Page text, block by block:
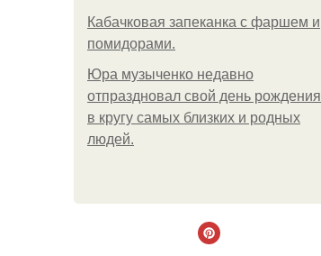
Кабачковая запеканка с фаршем и
помидорами.
Юра музыченко недавно
отпраздновал свой день рождения
в кругу самых близких и родных
людей.